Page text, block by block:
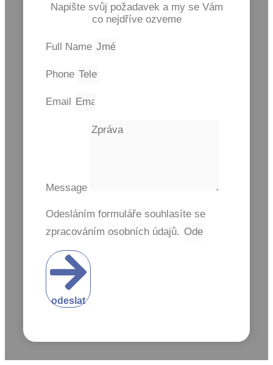
Napište svůj požadavek a my se Vám
co nejdříve ozveme
Full Name
Phone
Email
Message
Odesláním formuláře souhlasíte se
zpracováním osobních údajů.
odeslat